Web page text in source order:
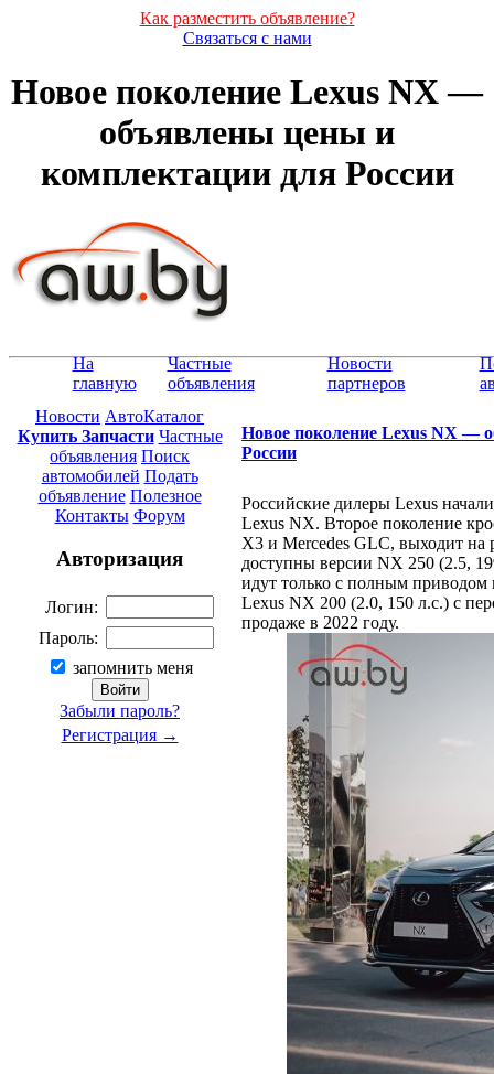
Как разместить объявление?
Связаться с нами
Новое поколение Lexus NX —
объявлены цены и
комплектации для России
На
главную
Частные
объявления
Новости
партнеров
Новости АвтоКаталог
Купить Запчасти Частные
объявления Поиск
автомобилей Подать
объявление Полезное
Контакты Форум
Авторизация
Логин:
Пароль:
запомнить меня
Забыли пароль?
Регистрация →
Новое поколение Lexus NX —
России
Российские дилеры Lexus
Lexus NX. Второе поколение
X3 и Mercedes GLC, выходит на
доступны версии NX 250 (2.5,
идут только с полным
Lexus NX 200 (2.0, 150 л.с.) с
продаже в 2022 году.